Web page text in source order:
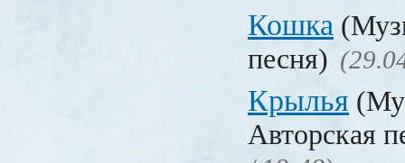
Кошка
песня)
Крылья
Авторская